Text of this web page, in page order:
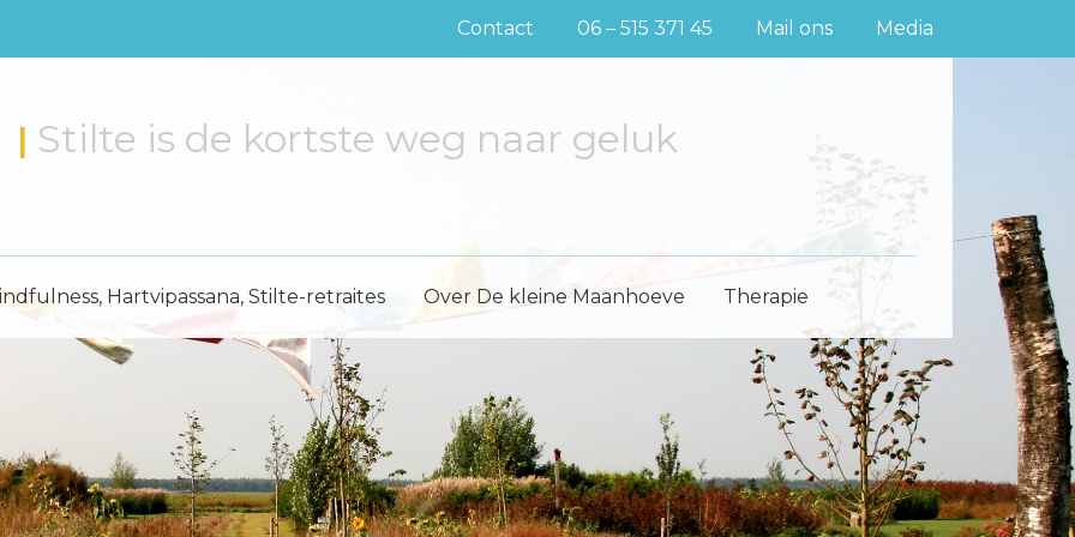
Contact 06 – 515 371 45 Mail ons Media
| Stilte is de kortste weg naar geluk
Hartvipassana, Stilte-retraites Over De kleine Maanhoeve Therapie